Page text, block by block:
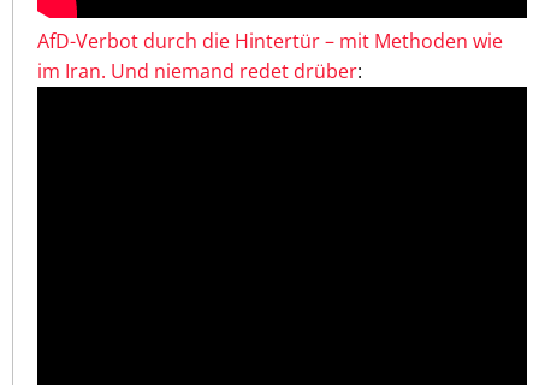
AfD-Verbot durch die Hintertür – mit Methoden wie
im Iran. Und niemand redet drüber: